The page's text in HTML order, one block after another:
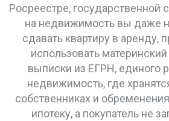
Росреестре, государственной
на недвижимость вы даже
сдавать квартиру в аренду,
использовать
выписки из ЕГРН, единого
недвижимость, где
собственниках и
ипотеку, а покупатель не